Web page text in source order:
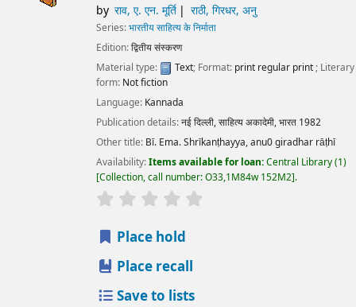
by राव, ए. एन. मूर्ति राठी, गिरधर, अनु
Series:भारतीय साहित्य के निर्माता
Edition:द्वितीय संस्करण
Material type:
Text; Format: print regular print; Literary
form: Not fiction
Language: Kannada
Publication details:नई दिल्ली,साहित्य अकादेमी, भारत 1982
Other title: Bī. Ema. Shrīkanṭhayya, anu0 giradhar rāṭhī
Availability:Items available for loan:Central Library(1)
Collection, call number:O33,1M84w 152M2 .
star rating
Place hold
Place recall
Save to lists